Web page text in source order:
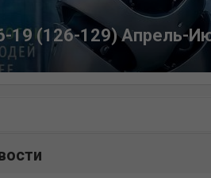
19 (126-129) Апрель-